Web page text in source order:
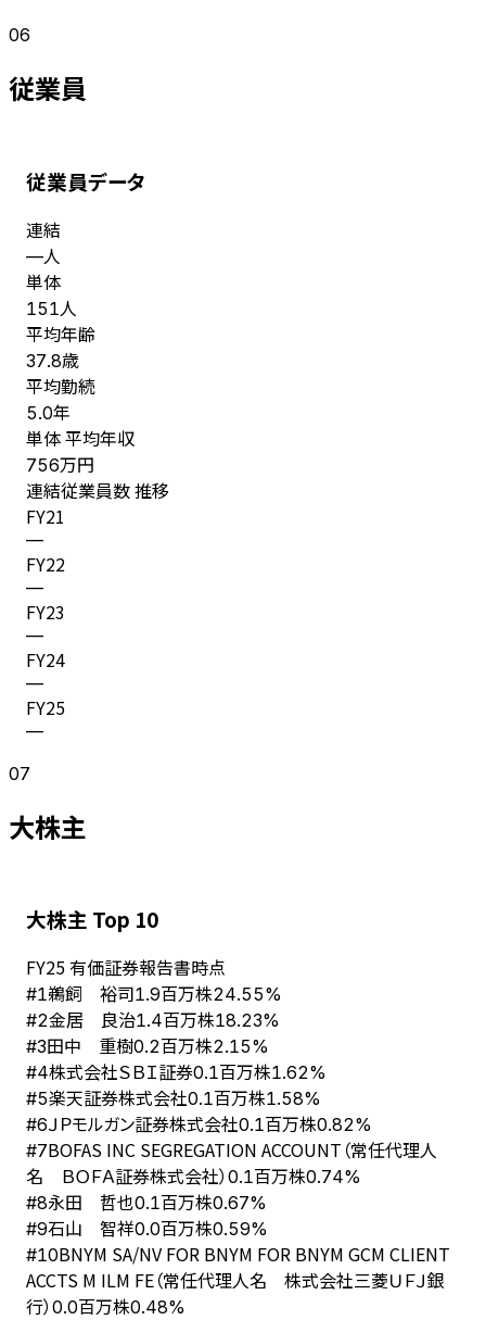
06
従業員
従業員データ
連結
—人
単体
151人
平均年齢
37.8歳
平均勤続
5.0年
単体 平均年収
756万円
連結従業員数 推移
FY21
—
FY22
—
FY23
—
FY24
—
FY25
—
07
大株主
大株主 Top 10
FY25 有価証券報告書時点
#1鵜飼 裕司1.9百万株24.55%
#2金居 良治1.4百万株18.23%
#3田中 重樹0.2百万株2.15%
#4株式会社ＳＢＩ証券0.1百万株1.62%
#5楽天証券株式会社0.1百万株1.58%
#6ＪＰモルガン証券株式会社0.1百万株0.82%
#7BOFAS INC SEGREGATION ACCOUNT（常任代理人
名 ＢＯＦＡ証券株式会社） 0.1百万株0.74%
#8永田 哲也0.1百万株0.67%
#9石山 智祥0.0百万株0.59%
#10BNYM SA/NV FOR BNYM FOR BNYM GCM CLIENT
ACCTS M ILM FE（常任代理人名 株式会社三菱ＵＦＪ銀
行） 0.0百万株0.48%